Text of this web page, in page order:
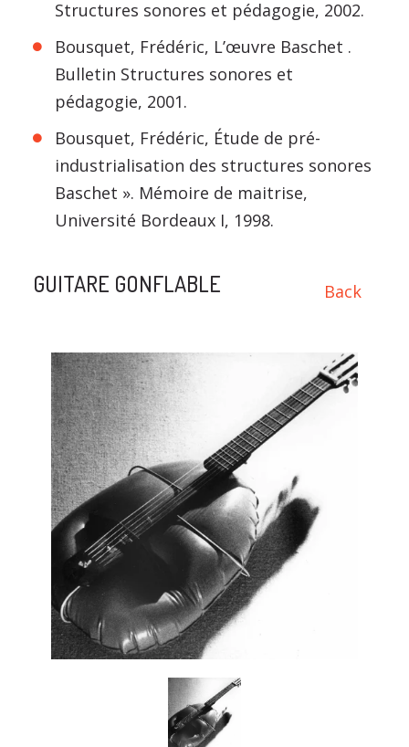
Structures sonores et pédagogie, 2002.
Bousquet, Frédéric, L’œuvre Baschet .
Bulletin Structures sonores et
pédagogie, 2001.
Bousquet, Frédéric, Étude de pré-
industrialisation des structures sonores
Baschet ». Mémoire de maitrise,
Université Bordeaux I, 1998.
Back
GUITARE GONFLABLE